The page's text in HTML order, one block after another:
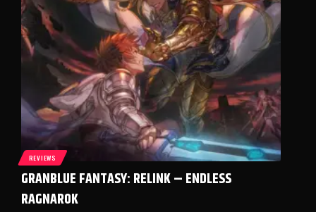
REVIEWS
GRANBLUE FANTASY: RELINK – ENDLESS
RAGNAROK